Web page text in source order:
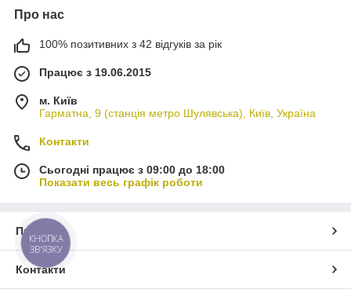
Про нас
100% позитивних з 42 відгуків за рік
Працює з 19.06.2015
м. Київ
Гарматна, 9 (станція метро Шулявська), Київ, Україна
Контакти
Сьогодні працює з 09:00 до 18:00
Показати весь графік роботи
Про нас
Контакти
КНОПКА
ЗВ'ЯЗКУ